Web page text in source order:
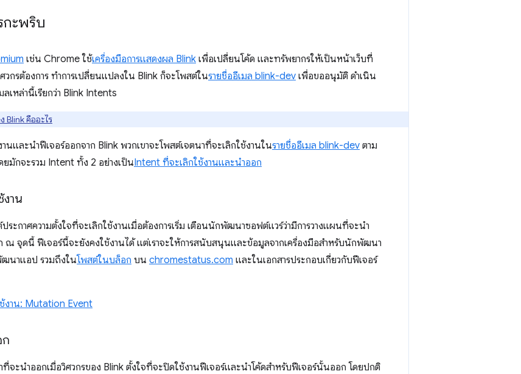
กะพริบ
เช่น Chrome ใช้เครื่องมือการแสดงผล Blink เพื่อเปลี่ยนโค้ด และทรัพยากรให้เป็นหน้าเว็บที่
กรต้องการ ทำการเปลี่ยนแปลงใน Blink ก็จะโพสต์ในรายชื่ออีเมล blink-dev เพื่อขออนุมัติ ดำเนิน
เหล่านี้เรียกว่า Blink Intents
Blink คืออะไร
านและนำฟีเจอร์ออกจาก Blink พวกเขาจะโพสต์เจตนาที่จะเลิกใช้งานในรายชื่ออีเมล blink-dev ตาม
ยมักจะรวม Intent ทั้ง 2 อย่างเป็นIntent ที่จะเลิกใช้งานและนำออก
งาน
ระกาศความตั้งใจที่จะเลิกใช้งานเมื่อต้องการเริ่ม เตือนนักพัฒนาซอฟต์แวร์ว่ามีการวางแผนที่จะนำ
ก ณ จุดนี้ ฟีเจอร์นี้จะยังคงใช้งานได้ แต่เราจะให้การสนับสนุนและข้อมูลจากเครื่องมือสำหรับนักพัฒนา
นาแอป รวมถึงในโพสต์ในบล็อก บน chromestatus.com และในเอกสารประกอบเกี่ยวกับฟีเจอร์
ช้งาน: Mutation Event
ก
ที่จะนำออกเมื่อวิศวกรของ Blink ตั้งใจที่จะปิดใช้งานฟีเจอร์และนำโค้ดสำหรับฟีเจอร์นั้นออก โดยปกติ